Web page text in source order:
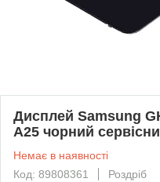
Дисплей Samsung
A25 чорний
Немає в наявності
Код: 89808361
Роздріб